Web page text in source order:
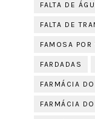
FALTA DE
FALTA DE
FAMOSA POR
FARDADAS
FARMÁCIA
FARMÁCIA